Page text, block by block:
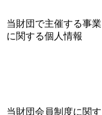
当財団で主催する事業
に関する個人情報
当財団会員制度に関す